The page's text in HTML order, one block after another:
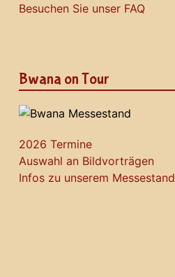
Besuchen Sie unser FAQ
Bwana on Tour
2026 Termine
Auswahl an Bildvorträgen
Infos zu unserem Messestand